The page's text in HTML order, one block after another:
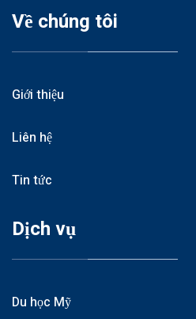
Về chúng tôi
Giới thiệu
Liên hệ
Tin tức
Dịch vụ
Du học Mỹ